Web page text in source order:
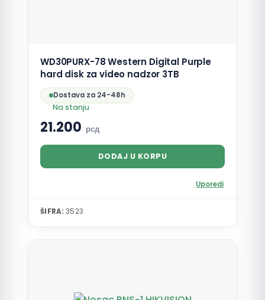
WD30PURX-78 Western Digital Purple
hard disk za video nadzor 3TB
Dostava za 24-48h
Na stanju
21.200 рсд
DODAJ U KORPU
Uporedi
ŠIFRA: 3523